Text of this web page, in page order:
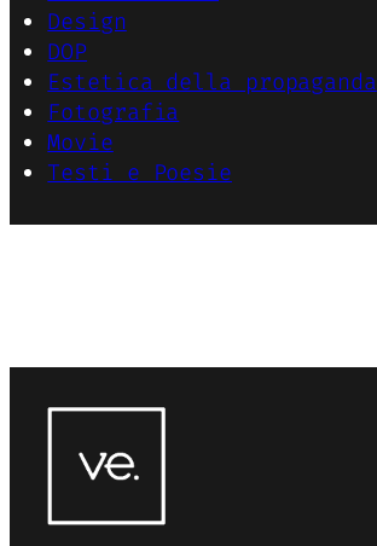
Design
DOP
Estetica della propaganda
Fotografia
Movie
Testi e Poesie